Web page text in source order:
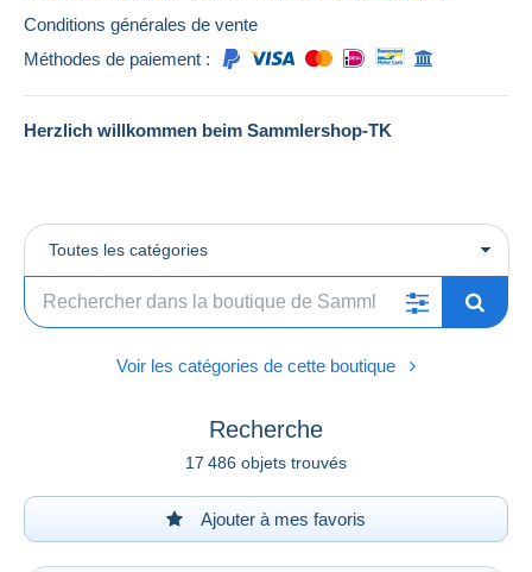
Conditions générales de vente
Méthodes de paiement :
Herzlich willkommen beim Sammlershop-TK
Toutes les catégories
Voir les catégories de cette boutique
Recherche
17 486 objets trouvés
Ajouter à mes favoris